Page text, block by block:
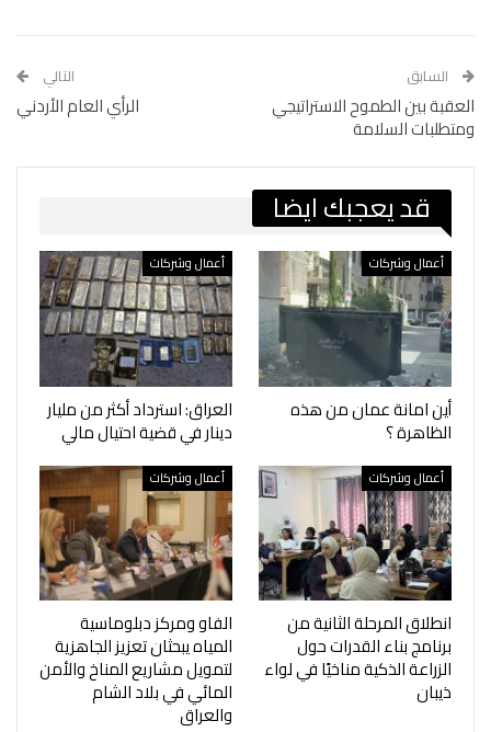
السابق
العقبة بين الطموح الاستراتيجي
ومتطلبات السلامة
التالي
الرأي العام الأردني
قد يعجبك ايضا
أعمال وشركات
أين امانة عمان من هذه
الظاهرة ؟
أعمال وشركات
العراق: استرداد أكثر من مليار
دينار في قضية احتيال مالي
أعمال وشركات
انطلاق المرحلة الثانية من
برنامج بناء القدرات حول
الزراعة الذكية مناخيًا في لواء
ذيبان
أعمال وشركات
الفاو ومركز دبلوماسية
المياه يبحثان تعزيز الجاهزية
لتمويل مشاريع المناخ والأمن
المائي في بلاد الشام
والعراق